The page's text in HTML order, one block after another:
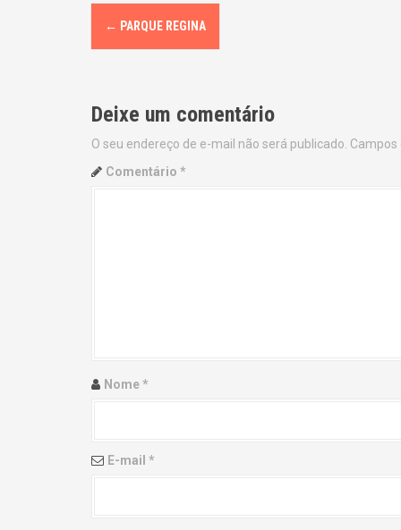
P
o
t
n
n
← PARQUE REGINA
Deixe um comentário
O seu endereço de e-mail não será publicado.
Comentário *
Nome*
E-mail *